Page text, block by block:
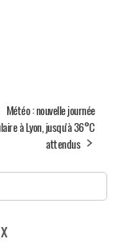
Météo : nouvelle journée
à Lyon, jusqu'à 36°C
attendus